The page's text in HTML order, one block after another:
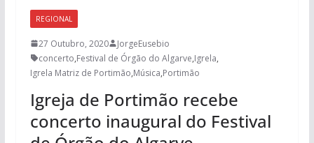
REGIONAL
27 Outubro, 2020
JorgeEusebio
concerto,Festival de Órgão do Algarve,Igrela,
Igrela Matriz de Portimão,Música,Portimão
Igreja de Portimão recebe
concerto inaugural do Festival